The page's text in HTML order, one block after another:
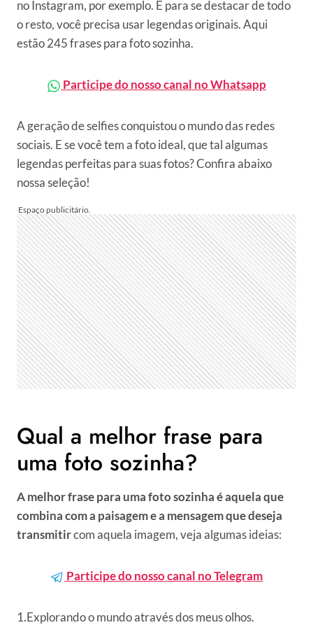
no Instagram, por exemplo. E para se destacar de todo
o resto, você precisa usar legendas originais. Aqui
estão 245 frases para foto sozinha.
Participe do nosso canal no Whatsapp
A geração de selfies conquistou o mundo das redes
sociais. E se você tem a foto ideal, que tal algumas
legendas perfeitas para suas fotos? Confira abaixo
nossa seleção!
Qual a melhor frase para
uma foto sozinha?
A melhor frase para uma foto sozinha é aquela que
combina com a paisagem e a mensagem que deseja
transmitircom aquela imagem, veja algumas ideias:
Participe do nosso canal no Telegram
1.Explorando o mundo através dos meus olhos.